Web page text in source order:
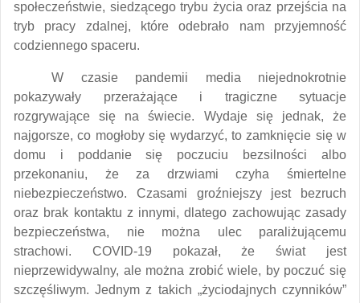
społeczeństwie, siedzącego trybu życia oraz przejścia na
tryb pracy zdalnej, które odebrało nam przyjemność
codziennego spaceru.
W czasie pandemii media niejednokrotnie
pokazywały przerażające i tragiczne sytuacje
rozgrywające się na świecie. Wydaje się jednak, że
najgorsze, co mogłoby się wydarzyć, to zamknięcie się w
domu i poddanie się poczuciu bezsilności albo
przekonaniu, że za drzwiami czyha śmiertelne
niebezpieczeństwo. Czasami groźniejszy jest bezruch
oraz brak kontaktu z innymi, dlatego zachowując zasady
bezpieczeństwa, nie można ulec paraliżującemu
strachowi. COVID-19 pokazał, że świat jest
nieprzewidywalny, ale można zrobić wiele, by poczuć się
szczęśliwym. Jednym z takich „życiodajnych czynników”